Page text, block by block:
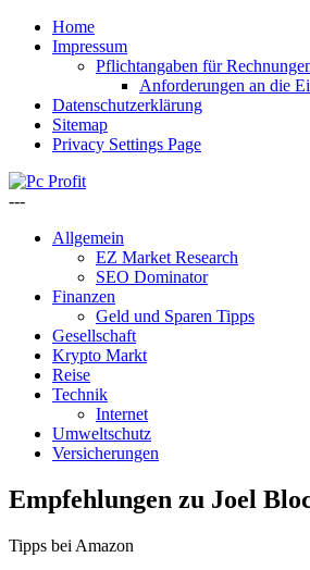
Home
Impressum
Pflichtangaben für
Anforderungen an die
Datenschutzerklärung
Sitemap
Privacy Settings Page
---
Allgemein
EZ Market Research
SEO Dominator
Finanzen
Geld und Sparen Tipps
Gesellschaft
Krypto Markt
Reise
Technik
Internet
Umweltschutz
Versicherungen
Empfehlungen zu Joel
Tipps bei Amazon